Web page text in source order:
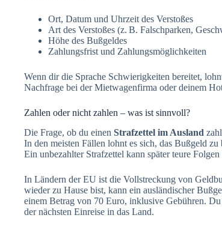
Ort, Datum und Uhrzeit des Verstoßes
Art des Verstoßes (z. B. Falschparken,
Höhe des Bußgeldes
Zahlungsfrist und Zahlungsmöglichkeiten
Wenn dir die Sprache Schwierigkeiten bereitet,
Nachfrage bei der Mietwagenfirma oder deinem
Zahlen oder nicht zahlen – was ist sinnvoll?
Die Frage, ob du einen Strafzettel im Ausland
In den meisten Fällen lohnt es sich, das Bußgeld
Ein unbezahlter Strafzettel kann später teure Folgen
In Ländern der EU ist die Vollstreckung von
wieder zu Hause bist, kann ein ausländischer
einem Betrag von 70 Euro, inklusive Gebühren.
der nächsten Einreise in das Land.